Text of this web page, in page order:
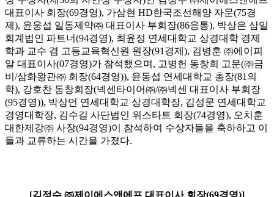
대표이사 회장(69경영), 가삼현 HD한국조선해양 자문(75경
제), 윤웅섭 일동제약㈜ 대표이사 부회장(86응통), 박상은 삼일
회계법인 파트너(94경영), 최윤정 연세대학교 상경대학 경제
학과 교수 겸 고등교육혁신원 원장(91경제), 김병훈 ㈜에이피
알 대표이사(07경영)가 참석했으며, 고병헌 동창회 고문(㈜금
비/삼화왕관㈜ 회장(64경영)), 윤동섭 연세대학교 총장(81의
학), 강호찬 동창회장(넥센타이어㈜/㈜넥센 대표이사 부회장
(95경영)), 박상언 연세대학교 상경대학장, 김성문 연세대학교
경영대학장, 김수길 사단법인 위스타트 회장(74경영), 오치훈
대한제강㈜ 사장(94경영)이 참석하여 수상자들을 축하하고 이
들과 교류하는 시간을 가졌다.